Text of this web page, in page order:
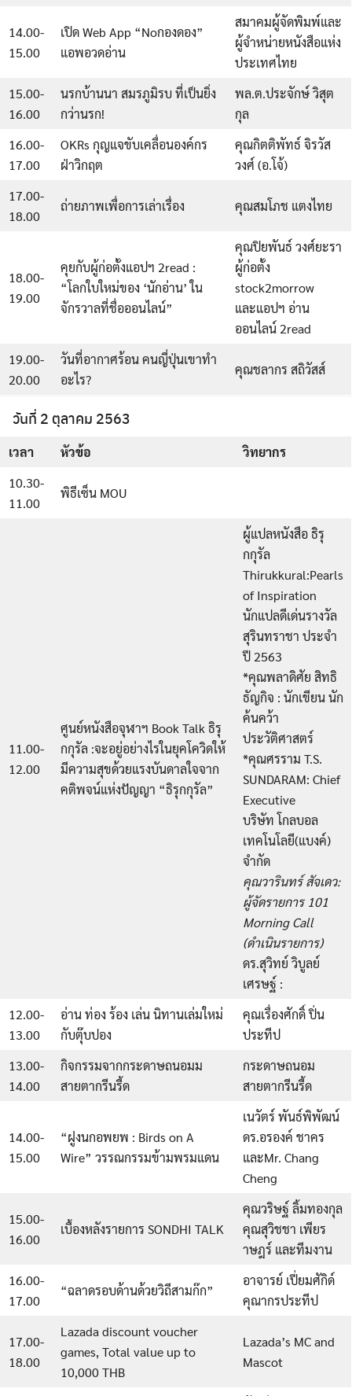
14.00-
15.00
เปิด Web App “Noกองดอง”
แอพอวดอ่าน
สมาคมผู้จัดพิมพ์และ
ผู้จำหน่ายหนังสือแห่ง
ประเทศไทย
15.00-
16.00
นรกบ้านนา สมรภูมิรบ ที่เป็นยิ่ง
กว่านรก!
พล.ต.ประจักษ์ วิสุต
กุล
16.00-
17.00
OKRs กุญแจขับเคลื่อนองค์กร
ฝ่าวิกฤต
คุณกิตติพัทธ์ จิรวัส
วงศ์ (อ.โจ้)
17.00-
18.00
ถ่ายภาพเพื่อการเล่าเรื่อง คุณสมโภช แตงไทย
18.00-
19.00
คุยกับผู้ก่อตั้งแอปฯ 2read :
“โลกใบใหม่ของ ‘นักอ่าน’ ใน
จักรวาลที่ชื่อออนไลน์”
คุณปิยพันธ์ วงศ์ยะรา
ผู้ก่อตั้ง
stock2morrow
และแอปฯ อ่าน
ออนไลน์ 2read
19.00-
20.00
วันที่อากาศร้อน คนญี่ปุ่นเขาทำ
อะไร?
คุณชลากร สถิวัสส์
วันที่ 2 ตุลาคม 2563
เวลา หัวข้อ
วิทยากร
10.30-
11.00
พิธีเซ็น MOU
11.00-
12.00
ศูนย์หนังสือจุฬาฯ Book Talk ธิรุ
กกุรัล :จะอยู่อย่างไรในยุคโควิดให้
มีความสุขด้วยแรงบันดาลใจจาก
คติพจน์แห่งปัญญา “ธิรุกกุรัล”
ผู้แปลหนังสือ ธิรุ
กกุรัล
Thirukkural:Pearls
of Inspiration
นักแปลดีเด่นรางวัล
สุรินทราชา ประจำ
ปี 2563
*คุณพลาดิศัย สิทธิ
ธัญกิจ : นักเขียน นัก
ค้นคว้า
ประวัติศาสตร์
*คุณศรราม T.S.
SUNDARAM: Chief
Executive
บริษัท โกลบอล
เทคโนโลยี(แบงค์)
จำกัด
คุณวารินทร์ สัจเดว:
ผู้จัดรายการ 101
Morning Call
(ดำเนินรายการ)
ดร.สุวิทย์ วิบูลย์
เศรษฐ์ :
12.00-
13.00
อ่าน ท่อง ร้อง เล่น นิทานเล่มใหม่
กับตุ๊บปอง
คุณเรื่องศักดิ์ ปิ่น
ประทีป
13.00-
14.00
กิจกรรมจากกระดาษถนอมม
สายตากรีนรี้ด
กระดาษถนอม
สายตากรีนรี้ด
14.00-
15.00
“ฝูงนกอพยพ : Birds on A
Wire” วรรณกรรมข้ามพรมแดน
เนวัตร์ พันธ์พิพัฒน์
ดร.อรองค์ ชาคร
และMr. Chang
Cheng
15.00-
16.00
เบื้องหลังรายการ SONDHI TALK
คุณวริษฐ์ ลิ้มทองกุล
คุณสุวิชชา เพียร
าษฎร์ และทีมงาน
16.00-
17.00
“ฉลาดรอบด้านด้วยวิถีสามก๊ก”
อาจารย์ เปี่ยมศักิด์
คุณากรประทีป
17.00-
18.00
Lazada discount voucher
games, Total value up to
10,000 THB
Lazada’s MC and
Mascot